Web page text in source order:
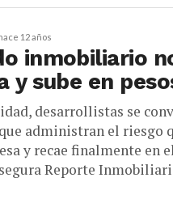
12 años
inmobiliario
y sube en
desarrollistas se
administran el riesgo
y recae finalmente en
Reporte